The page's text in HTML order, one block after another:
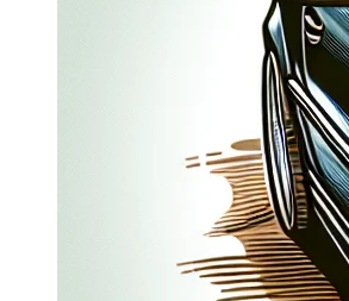
Navigație Ford
Navigație Ford
Navigație Ford
Navigație Ford
Navigație Ford
Navigație Ford
Navigație Ford
Mercedes
Navigație
Navigație
Navigație
Navigație
Navigație
Navigație